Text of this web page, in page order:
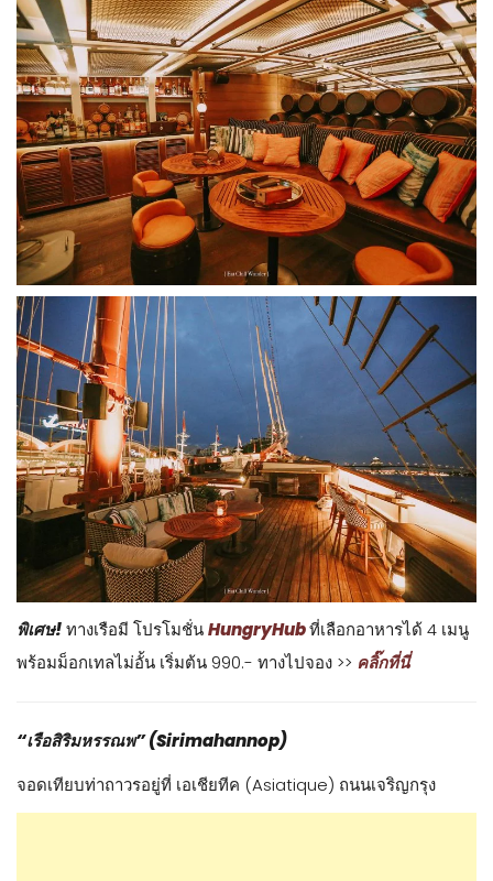
พิเศษ!ทางเรือมี โปรโมชั่นHungryHubที่เลือกอาหารได้ 4 เมนู
พร้อมม็อกเทลไม่อั้น เริ่มต้น 990.- ทางไปจอง >> คลิ๊กที่นี่
“เรือสิริมหรรณพ” (Sirimahannop)
จอดเทียบท่าถาวรอยู่ที่ เอเชียทีค (Asiatique) ถนนเจริญกรุง